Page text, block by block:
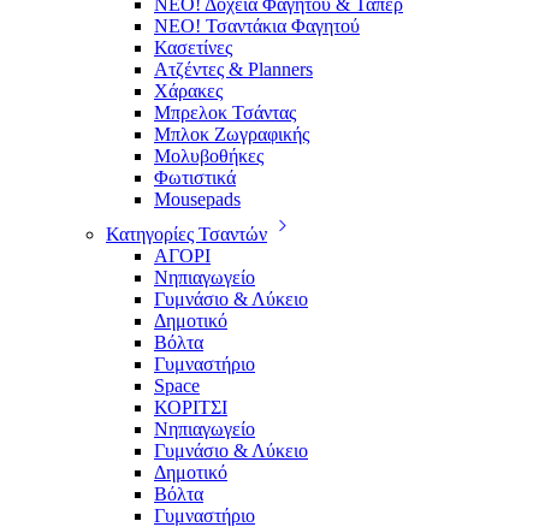
ΝΕΟ! Τσαντάκια Φαγητού
Κασετίνες
Ατζέντες & Planners
Χάρακες
Μπρελοκ Τσάντας
Μπλοκ Ζωγραφικής
Μολυβοθήκες
Φωτιστικά
Mousepads
Κατηγορίες Τσαντών
ΑΓΟΡΙ
Νηπιαγωγείο
Γυμνάσιο & Λύκειο
Δημοτικό
Βόλτα
Γυμναστήριο
Space
ΚΟΡΙΤΣΙ
Νηπιαγωγείο
Γυμνάσιο & Λύκειο
Δημοτικό
Βόλτα
Γυμναστήριο